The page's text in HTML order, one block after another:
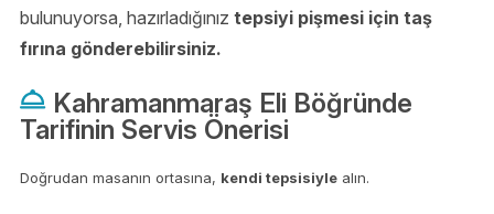
bulunuyorsa, hazırladığınız tepsiyi pişmesi için taş
fırına gönderebilirsiniz.
Kahramanmaraş Eli Böğründe
Tarifinin Servis Önerisi
Doğrudan masanın ortasına, kendi tepsisiyle alın.